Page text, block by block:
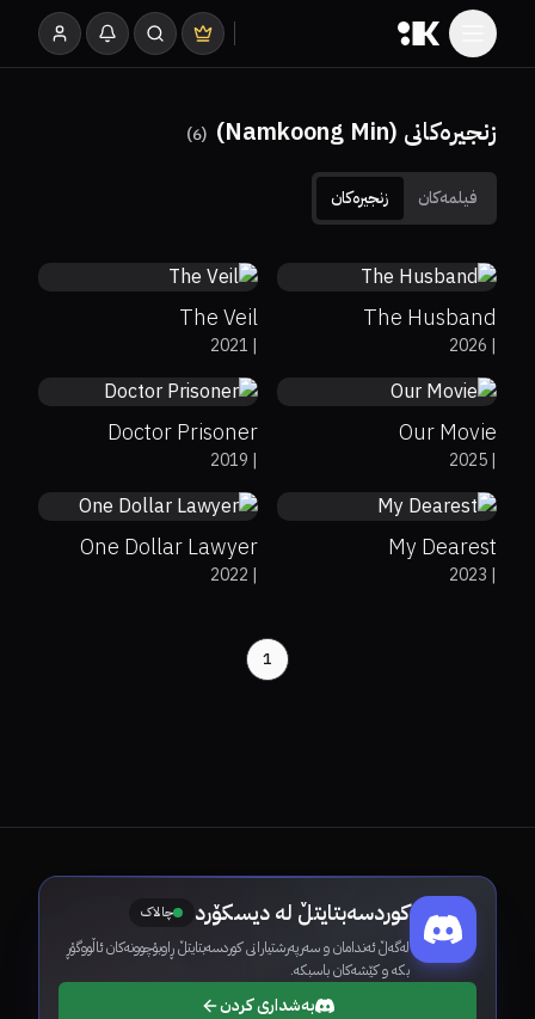
زنجیرەکانی (Namkoong Min) (
6
)
فیلمەکان زنجیرەکان
The Husband
|
2026
The Veil
|
2021
Our Movie
|
2025
7.6
0%
Doctor Prisoner
|
2019
7.4
My Dearest
|
2023
One Dollar Lawyer
|
2022
1
کوردسەبتایتڵ لە دیسکۆرد چالاک
لەگەڵ ئەندامان و سەرپەرشتیارانی کوردسەبتایتڵ ڕاوبۆچوونەکان ئاڵووگۆڕ
بکە و کێشەکان باسبکە.
بەشداری کردن